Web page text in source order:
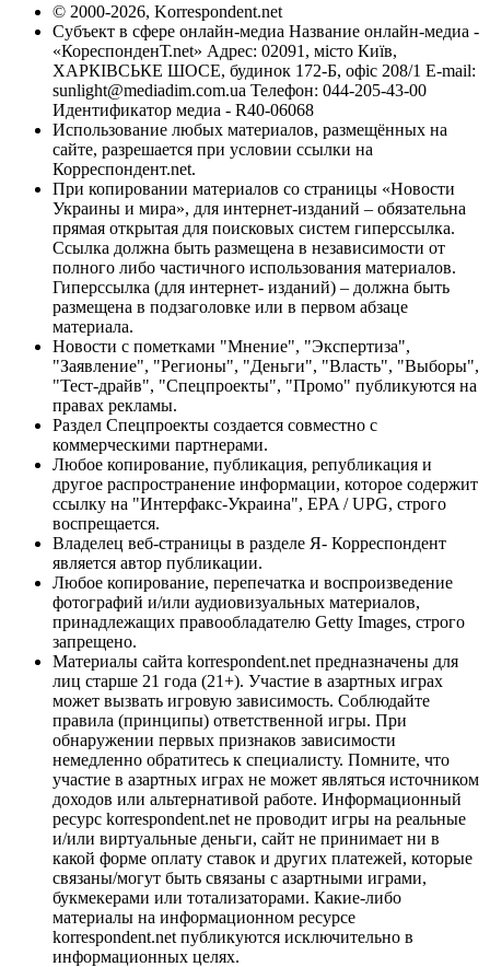
© 2000-2026, Korrespondent.net
Субъект в сфере онлайн-медиа Название онлайн-медиа -
«КореспонденТ.net» Адрес: 02091, місто Київ,
ХАРКІВСЬКЕ ШОСЕ, будинок 172-Б, офіс 208/1 E-mail:
sunlight@mediadim.com.ua Телефон: 044-205-43-00
Идентификатор медиа - R40-06068
Использование любых материалов, размещённых на
сайте, разрешается при условии ссылки на
Корреспондент.net.
При копировании материалов со страницы «Новости
Украины и мира», для интернет-изданий – обязательна
прямая открытая для поисковых систем гиперссылка.
Ссылка должна быть размещена в независимости от
полного либо частичного использования материалов.
Гиперссылка (для интернет- изданий) – должна быть
размещена в подзаголовке или в первом абзаце
материала.
Новости с пометками "Мнение", "Экспертиза",
"Заявление", "Регионы", "Деньги", "Власть", "Выборы",
"Тест-драйв", "Спецпроекты", "Промо" публикуются на
правах рекламы.
Раздел Спецпроекты создается совместно с
коммерческими партнерами.
Любое копирование, публикация, републикация и
другое распространение информации, которое содержит
ссылку на "Интерфакс-Украина", EPA / UPG, строго
воспрещается.
Владелец веб-страницы в разделе Я- Корреспондент
является автор публикации.
Любое копирование, перепечатка и воспроизведение
фотографий и/или аудиовизуальных материалов,
принадлежащих правообладателю Getty Images, строго
запрещено.
Материалы сайта korrespondent.net предназначены для
лиц старше 21 года (21+). Участие в азартных играх
может вызвать игровую зависимость. Соблюдайте
правила (принципы) ответственной игры. При
обнаружении первых признаков зависимости
немедленно обратитесь к специалисту. Помните, что
участие в азартных играх не может являться источником
доходов или альтернативой работе. Информационный
ресурс korrespondent.net не проводит игры на реальные
и/или виртуальные деньги, сайт не принимает ни в
какой форме оплату ставок и других платежей, которые
связаны/могут быть связаны с азартными играми,
букмекерами или тотализаторами. Какие-либо
материалы на информационном ресурсе
korrespondent.net публикуются исключительно в
информационных целях.